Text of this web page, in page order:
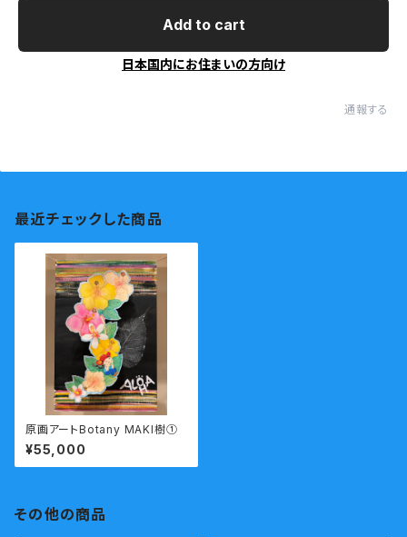
Add to cart
日本国内にお住まいの方向け
通報する
最近チェックした商品
原画アートBotany MAKI樹①
¥55,000
その他の商品